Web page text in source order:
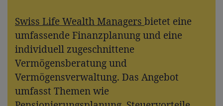
Swiss Life Wealth Managers bietet eine
umfassende Finanzplanung und eine
individuell zugeschnittene
Vermögensberatung und
Vermögensverwaltung. Das Angebot
umfasst Themen wie